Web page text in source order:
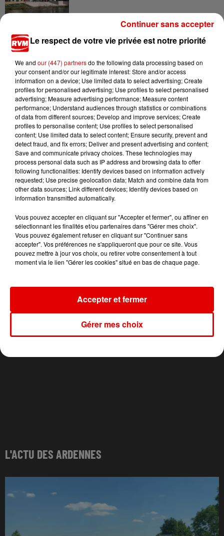
Ardennes - Woinic, le plus grand sanglier du
TITRES DIFFUSÉS
5h40
5h40
ARIANA GRANDE
Hate That I Made
You Love Me
5h36
5h36
NAUGHTY BOY
Runnin' (lose It All)
5h34
5h34
CLAUDIO CAPEO
Qu'est-Ce Qu'il Me
Restera ?
L'ACTU DES ARDENNES
Le respect de votre vie privée est notre priorité
We and our (447) partnersdo the following data processing based on
your consent and/or our legitimate interest: Store and/or access
information on a device; Use limited data to select advertising; Create
profiles for personalised advertising; Use profiles to select personalised
advertising; Measure advertising performance; Measure content
performance; Understand audiences through statistics or combinations
of data from different sources; Develop and improve services; Create
profiles to personalise content; Use profiles to select personalised
content; Use limited data to select content; Ensure security, prevent and
detect fraud, and fix errors; Deliver and present advertising and content;
Save and communicate privacy choices. These technologies may
process personal data such as IP address and browsing data to offer
following functionalities: Identify devices based on information actively
requested; Use precise geolocation data; Match and combine data from
other data sources; Link different devices; Identify devices based on
information transmitted automatically.
Vous pouvez accepter en cliquant sur "Accepter et fermer", ou affiner en
sélectionnant les finalités et/ou partenaires dans "Gérer mes choix".
Vous pouvez également refuser en cliquant sur "Continuer sans
accepter". Vos préférences ne s'appliqueront que pour ce site. Vous
pouvez mettre à jour vos choix, ou retirer votre consentement à tout
moment via le lien "Gérer les cookies" situé en bas de chaque page.
Gérer mes choix
Accepter et fermer
Continuer sans accepter